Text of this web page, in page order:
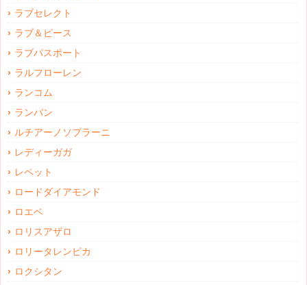
ラブセレクト
ラブ＆ピース
ラブパスポート
ラルフローレン
ランコム
ランバン
ルチアーノソプラーニ
レディーガガ
レペット
ロードダイアモンド
ロエベ
ロリスアザロ
ロリータレンピカ
ロクシタン